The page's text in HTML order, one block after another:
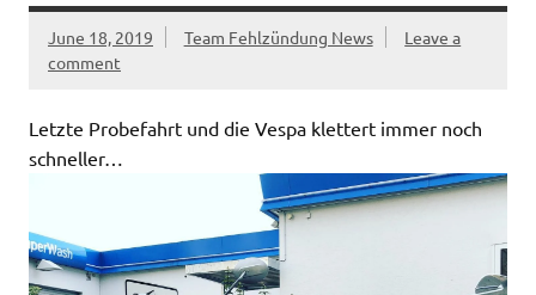
June 18, 2019 Team Fehlzündung News
Leave a
comment
Letzte Probefahrt und die Vespa klettert immer noch
schneller…